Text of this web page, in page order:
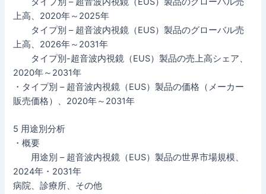
上高、2020年～2025年
タイプ別 – 超音波内視鏡（EUS）製品のグローバル売
上高、2026年～2031年
タイプ別-超音波内視鏡（EUS）製品の売上高シェア、
2020年～2031年
・タイプ別 – 超音波内視鏡（EUS）製品の価格（メーカー
販売価格）、2020年～2031年
5 用途別分析
・概要
用途別 – 超音波内視鏡（EUS）製品の世界市場規模、
2024年・2031年
病院、診療所、その他